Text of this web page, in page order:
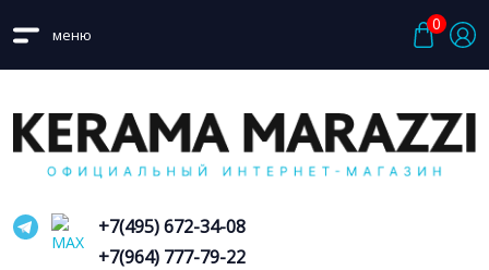
меню
0
+7(495) 672-34-08
+7(964) 777-79-22